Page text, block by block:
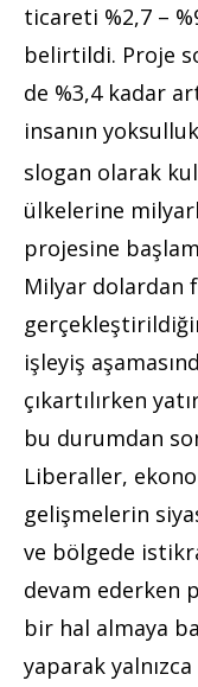
ticareti %2,7 –
belirtildi. Proje
de %3,4 kadar
insanın
slogan olarak
ülkelerine
projesine
Milyar dolardan
işleyiş
çıkartılırken
bu durumdan
Liberaller,
gelişmelerin
ve bölgede
devam ederken
bir hal almaya
yaparak